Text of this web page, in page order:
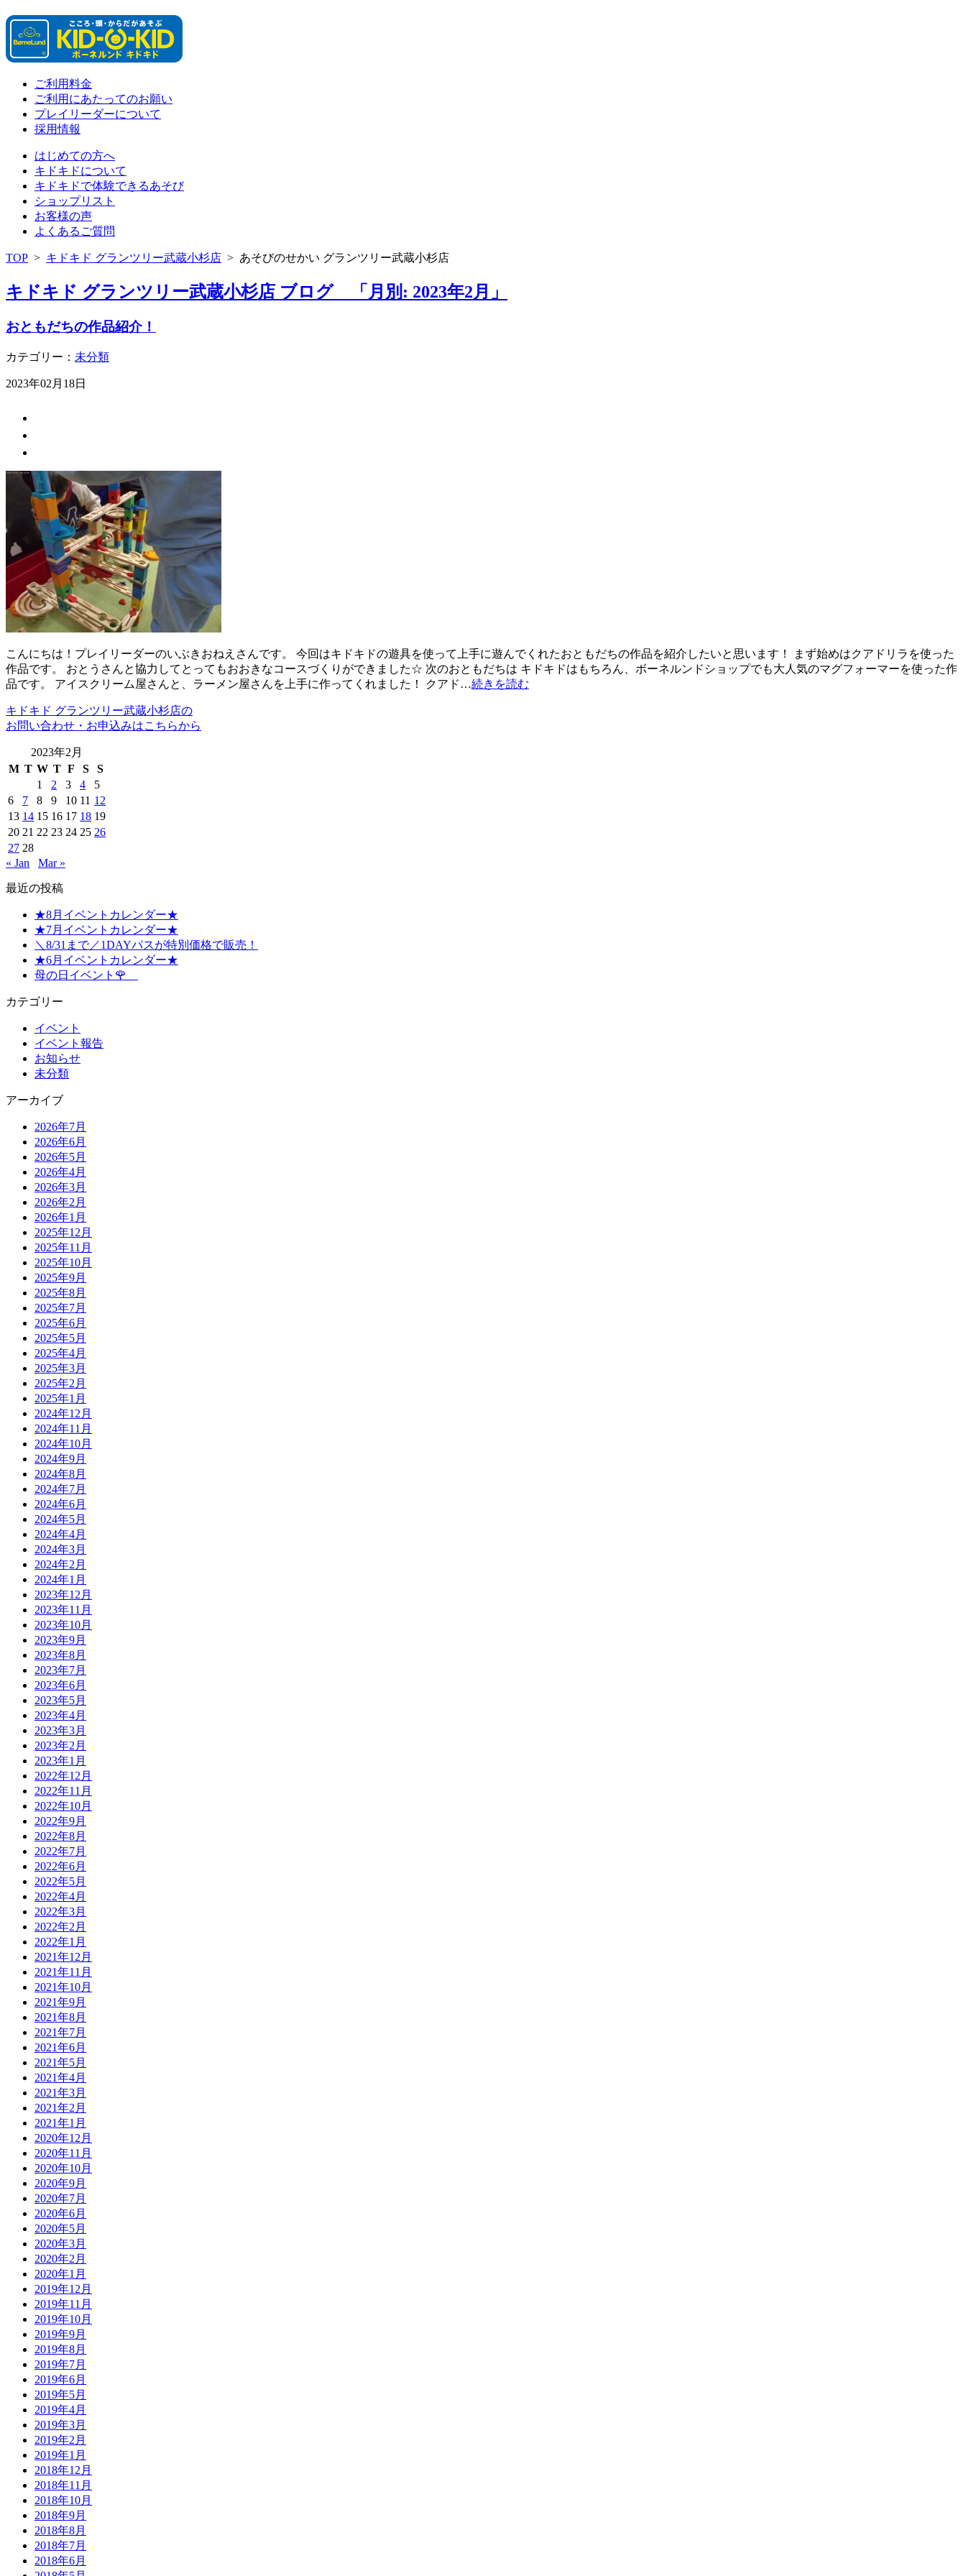
ご利用料金
ご利用にあたってのお願い
プレイリーダーについて
採用情報
はじめての方へ
キドキドについて
キドキドで体験できるあそび
ショップリスト
お客様の声
よくあるご質問
TOP > キドキド グランツリー武蔵小杉店 > あそびのせかい グランツリー武蔵小杉店
キドキド グランツリー武蔵小杉店 ブログ 「月別: 2023年2月」
おともだちの作品紹介！
カテゴリー： 未分類
2023年02月18日
こんにちは！プレイリーダーのいぶきおねえさんです。 今回はキドキドの遊具を使って上手に遊んでくれたおともだちの作品を紹介したいと思います！ まず始めはクアドリラを使った
作品です。 おとうさんと協力してとってもおおきなコースづくりができました☆ 次のおともだちは キドキドはもちろん、ボーネルンドショップでも大人気のマグフォーマーを使った作
品です。 アイスクリーム屋さんと、ラーメン屋さんを上手に作ってくれました！ クアド…続きを読む
キドキド グランツリー武蔵小杉店の
お問い合わせ・お申込みはこちらから
2023年2月
M T W T F S
S
1
2 3 4
5
6
7 8 9 10 11 12
13 14 15 16 17 18 19
20 21 22 23 24 25 26
27 28
« Jan
Mar »
最近の投稿
★8月イベントカレンダー★
★7月イベントカレンダー★
＼8/31まで／1DAYパスが特別価格で販売！
★6月イベントカレンダー★
母の日イベント🌹
カテゴリー
イベント
イベント報告
お知らせ
未分類
アーカイブ
2026年7月
2026年6月
2026年5月
2026年4月
2026年3月
2026年2月
2026年1月
2025年12月
2025年11月
2025年10月
2025年9月
2025年8月
2025年7月
2025年6月
2025年5月
2025年4月
2025年3月
2025年2月
2025年1月
2024年12月
2024年11月
2024年10月
2024年9月
2024年8月
2024年7月
2024年6月
2024年5月
2024年4月
2024年3月
2024年2月
2024年1月
2023年12月
2023年11月
2023年10月
2023年9月
2023年8月
2023年7月
2023年6月
2023年5月
2023年4月
2023年3月
2023年2月
2023年1月
2022年12月
2022年11月
2022年10月
2022年9月
2022年8月
2022年7月
2022年6月
2022年5月
2022年4月
2022年3月
2022年2月
2022年1月
2021年12月
2021年11月
2021年10月
2021年9月
2021年8月
2021年7月
2021年6月
2021年5月
2021年4月
2021年3月
2021年2月
2021年1月
2020年12月
2020年11月
2020年10月
2020年9月
2020年7月
2020年6月
2020年5月
2020年3月
2020年2月
2020年1月
2019年12月
2019年11月
2019年10月
2019年9月
2019年8月
2019年7月
2019年6月
2019年5月
2019年4月
2019年3月
2019年2月
2019年1月
2018年12月
2018年11月
2018年10月
2018年9月
2018年8月
2018年7月
2018年6月